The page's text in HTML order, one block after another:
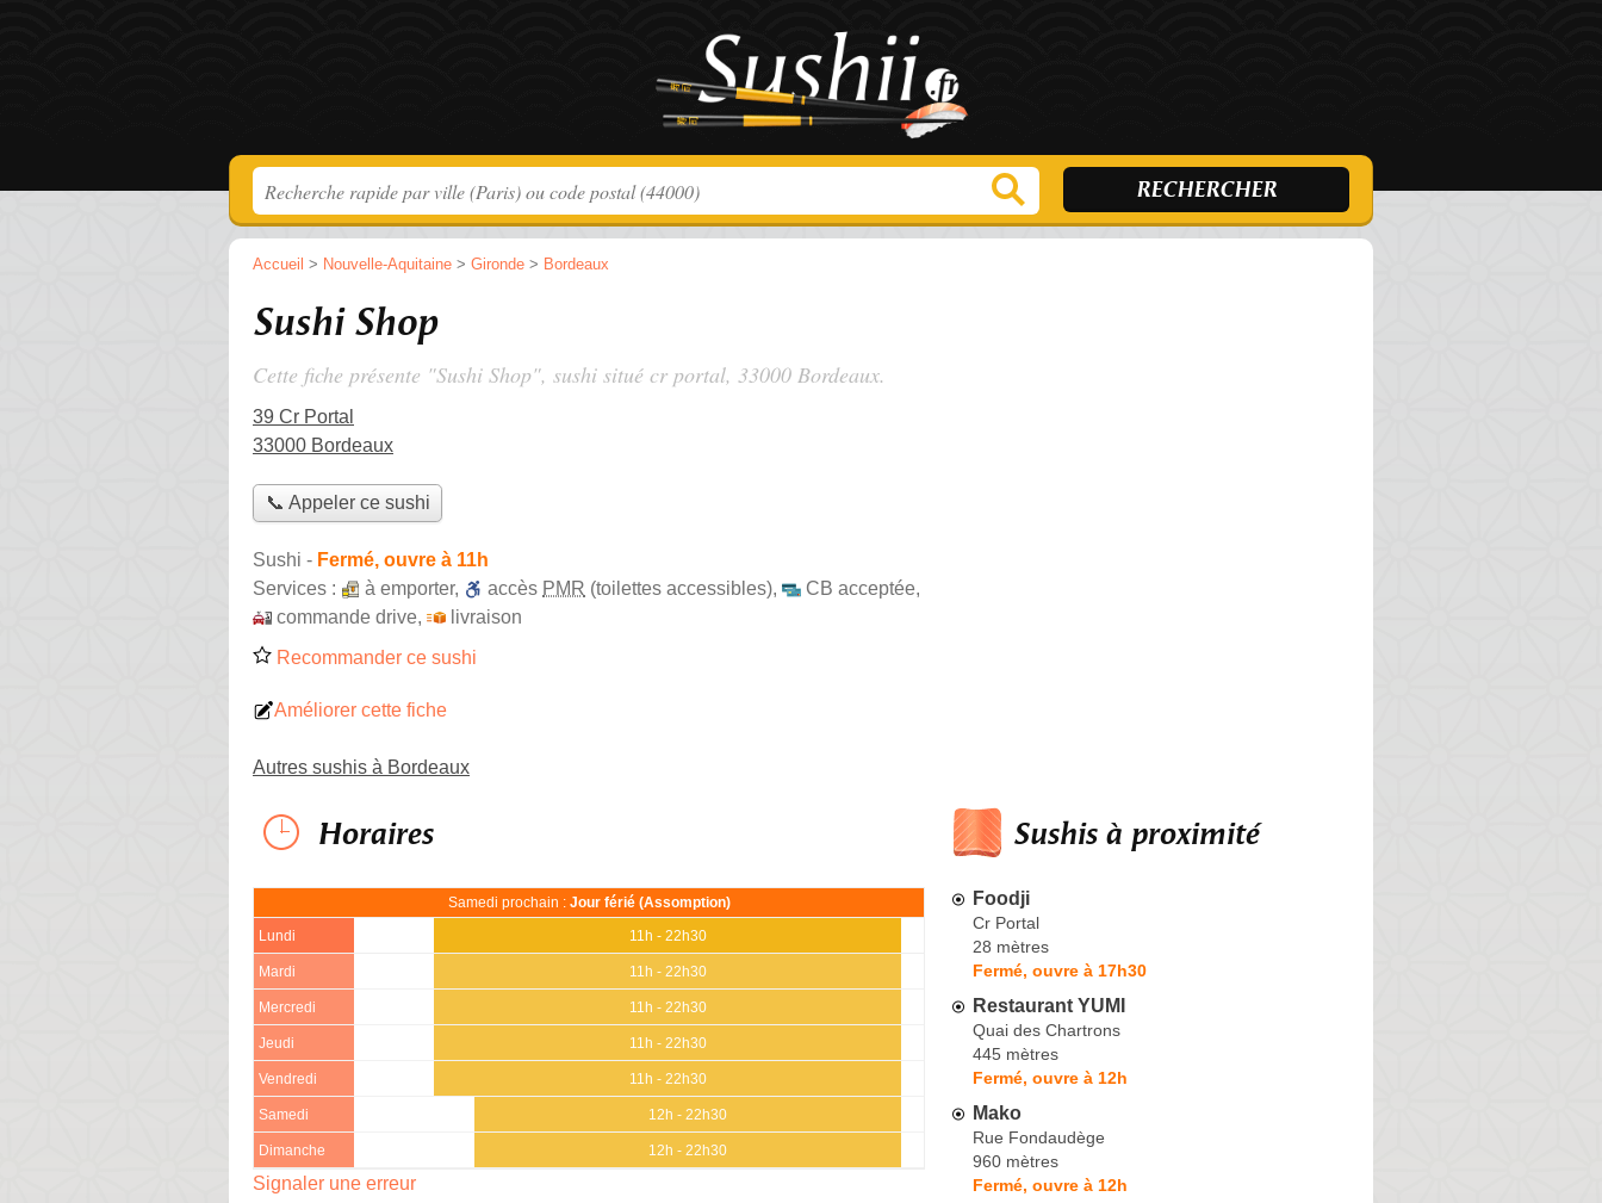
Accueil > Nouvelle-Aquitaine > Gironde > Bordeaux
Sushi Shop
Cette fiche présente "Sushi Shop", sushi situé cr portal, 33000 Bordeaux.
39 Cr Portal
33000 Bordeaux
📞 Appeler ce sushi
Sushi - Fermé, ouvre à 11h
Services :
à emporter, accès PMR (toilettes accessibles), CB acceptée,
commande drive,
livraison
Recommander ce sushi
Améliorer cette fiche
Autres sushis à Bordeaux
Horaires
Samedi prochain : Jour férié (Assomption)
Lundi 11h - 22h30
Mardi 11h - 22h30
Mercredi 11h - 22h30
Jeudi 11h - 22h30
Vendredi 11h - 22h30
Samedi 12h - 22h30
Dimanche 12h - 22h30
Signaler une erreur
Sushis à proximité
Foodji
Cr Portal
28 mètres
Fermé, ouvre à 17h30
Restaurant YUMI
Quai des Chartrons
445 mètres
Fermé, ouvre à 12h
Mako
Rue Fondaudège
960 mètres
Fermé, ouvre à 12h